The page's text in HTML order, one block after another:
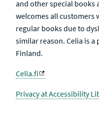
and other special books
welcomes all
regular books due to
similar reason. Celia is
Finland.
Celia.fi
Privacy at Accessibility